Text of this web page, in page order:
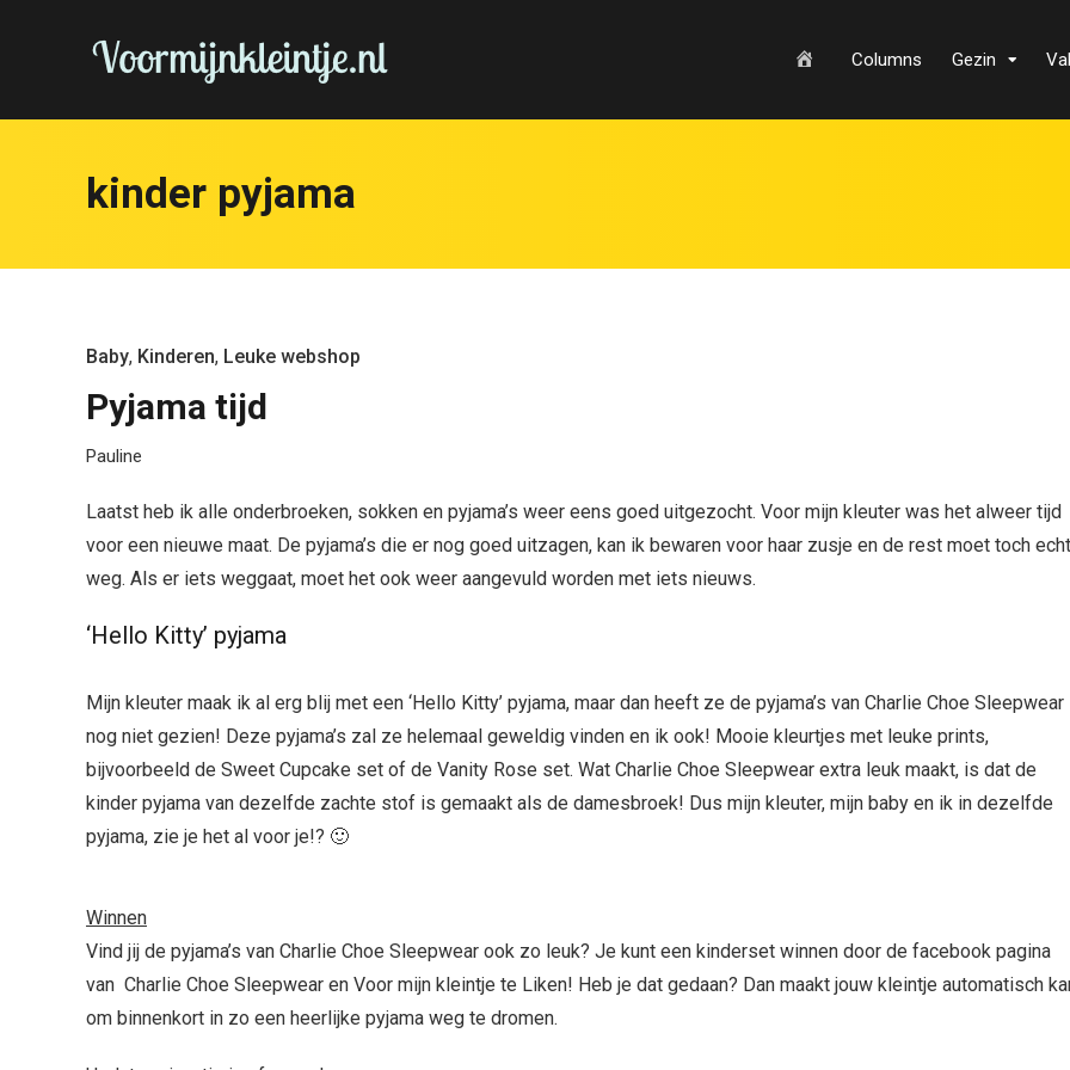
Columns Gezin
kinder pyjama
Baby, Kinderen, Leuke webshop
Pyjama tijd
Pauline
Laatst heb ik alle onderbroeken, sokken en pyjama’s weer eens goed uitgezocht. Voor mijn kleuter was het alweer tijd
voor een nieuwe maat. De pyjama’s die er nog goed uitzagen, kan ik bewaren voor haar zusje en de rest moet toch echt
weg. Als er iets weggaat, moet het ook weer aangevuld worden met iets nieuws.
‘Hello Kitty’ pyjama
Mijn kleuter maak ik al erg blij met een ‘Hello Kitty’ pyjama, maar dan heeft ze de pyjama’s van Charlie Choe Sleepwear
nog niet gezien! Deze pyjama’s zal ze helemaal geweldig vinden en ik ook! Mooie kleurtjes met leuke prints,
bijvoorbeeld de Sweet Cupcake set of de Vanity Rose set. Wat Charlie Choe Sleepwear extra leuk maakt, is dat de
kinder pyjama van dezelfde zachte stof is gemaakt als de damesbroek! Dus mijn kleuter, mijn baby en ik in dezelfde
pyjama, zie je het al voor je!? 🙂
Winnen
Vind jij de pyjama’s van Charlie Choe Sleepwear ook zo leuk? Je kunt een kinderset winnen door de facebook pagina
van Charlie Choe Sleepwear en Voor mijn kleintje te Liken! Heb je dat gedaan? Dan maakt jouw kleintje automatisch
om binnenkort in zo een heerlijke pyjama weg te dromen.